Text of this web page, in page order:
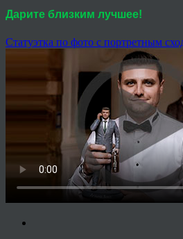
Дарите близким лучшее!
Статуэтка по фото с портретным